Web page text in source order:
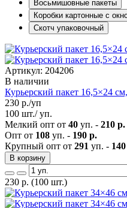
Восьмишовные пакеты
Коробки картонные с
Скотч упаковочный
Артикул: 204206
В наличии
Курьерский пакет 16,5×24
230 р./уп
100 шт./ уп.
Мелкий опт от 40 уп. - 210 р.
Опт от 108 уп. - 190 р.
Крупный опт от 291 уп. -
В корзину
230 р. (100 шт.)